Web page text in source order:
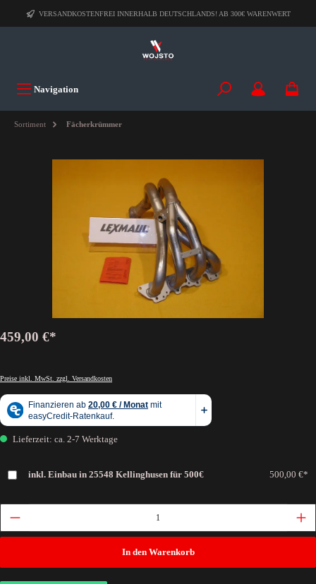
VERSANDKOSTENFREI INNERHALB DEUTSCHLANDS! AB 300€ WARENWERT
Navigation
Sortiment Fächerkrümmer
459,00 €*
Preise inkl. MwSt. zzgl. Versandkosten
Lieferzeit: ca. 2-7 Werktage
inkl. Einbau in 25548 Kellinghusen für 500€ 500,00 €*
In den Warenkorb